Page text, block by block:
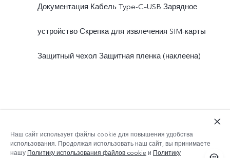
Документация Кабель Type-C–USB Зарядное
устройство Скрепка для извлечения SIM-карты
Защитный чехол Защитная пленка (наклеена)
Наш сайт использует файлы cookie для повышения удобства
использования. Продолжая использовать наш сайт, вы принимаете
нашу Политику использования файлов cookie и Политику